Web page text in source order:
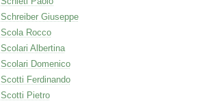
Schreiber Giuseppe
Scola Rocco
Scolari Albertina
Scolari Domenico
Scotti Ferdinando
Scotti Pietro